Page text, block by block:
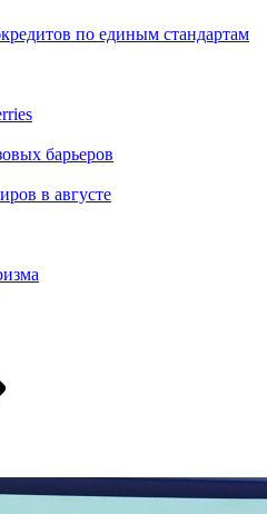
по единым стандартам
барьеров
в августе